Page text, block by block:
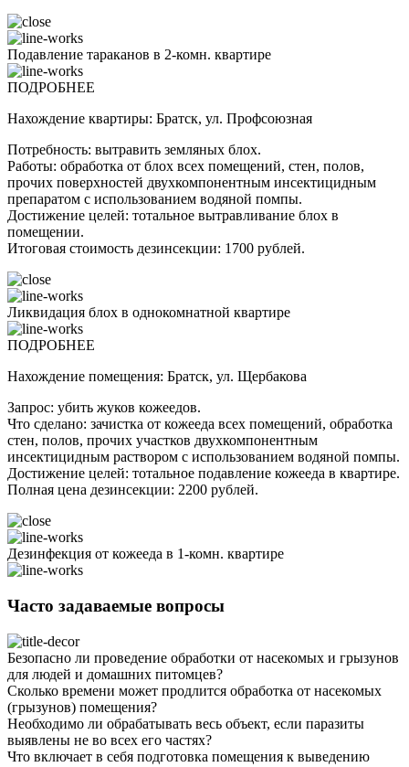
Подавление тараканов в 2-комн. квартире
ПОДРОБНЕЕ
Нахождение квартиры: Братск, ул. Профсоюзная
Потребность: вытравить земляных блох.
Работы: обработка от блох всех помещений, стен, полов,
прочих поверхностей двухкомпонентным инсектицидным
препаратом с использованием водяной помпы.
Достижение целей: тотальное вытравливание блох в
помещении.
Итоговая стоимость дезинсекции: 1700 рублей.
Ликвидация блох в однокомнатной квартире
ПОДРОБНЕЕ
Нахождение помещения: Братск, ул. Щербакова
Запрос: убить жуков кожеедов.
Что сделано: зачистка от кожееда всех помещений, обработка
стен, полов, прочих участков двухкомпонентным
инсектицидным раствором с использованием водяной помпы.
Достижение целей: тотальное подавление кожееда в квартире.
Полная цена дезинсекции: 2200 рублей.
Дезинфекция от кожееда в 1-комн. квартире
Часто задаваемые вопросы
Безопасно ли проведение обработки от насекомых и грызунов
для людей и домашних питомцев?
Сколько времени может продлится обработка от насекомых
(грызунов) помещения?
Необходимо ли обрабатывать весь объект, если паразиты
выявлены не во всех его частях?
Что включает в себя подготовка помещения к выведению